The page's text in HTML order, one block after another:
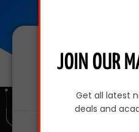
Share
JOIN OUR
Get all latest
deals and